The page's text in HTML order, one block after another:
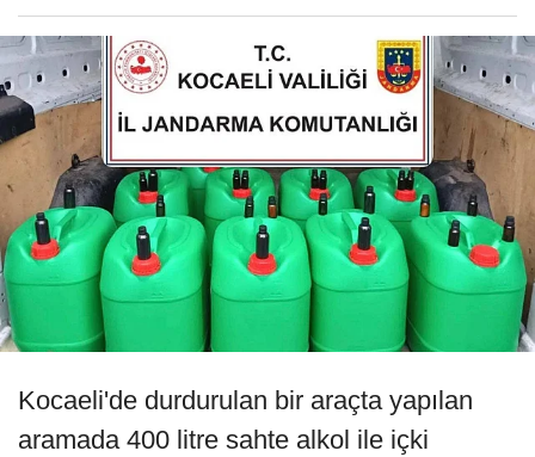
Kocaeli'de durdurulan bir araçta yapılan
aramada 400 litre sahte alkol ile içki